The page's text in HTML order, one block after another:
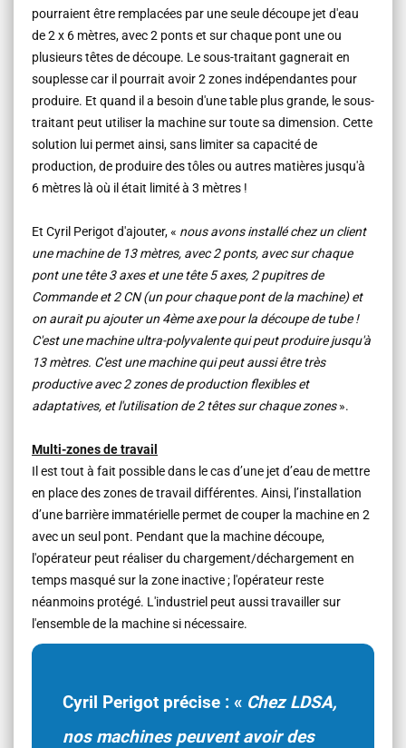
pourraient être remplacées par une seule découpe jet d'eau
de 2 x 6 mètres, avec 2 ponts et sur chaque pont une ou
plusieurs têtes de découpe. Le sous-traitant gagnerait en
souplesse car il pourrait avoir 2 zones indépendantes pour
produire. Et quand il a besoin d'une table plus grande, le sous-
traitant peut utiliser la machine sur toute sa dimension. Cette
solution lui permet ainsi, sans limiter sa capacité de
production, de produire des tôles ou autres matières jusqu'à
6 mètres là où il était limité à 3 mètres !
Et Cyril Perigot d'ajouter, « nous avons installé chez un client
une machine de 13 mètres, avec 2 ponts, avec sur chaque
pont une tête 3 axes et une tête 5 axes, 2 pupitres de
Commande et 2 CN (un pour chaque pont de la machine) et
on aurait pu ajouter un 4ème axe pour la découpe de tube !
C'est une machine ultra-polyvalente qui peut produire jusqu'à
13 mètres. C'est une machine qui peut aussi être très
productive avec 2 zones de production flexibles et
adaptatives, et l'utilisation de 2 têtes sur chaque zones».
Multi-zones de travail
Il est tout à fait possible dans le cas d’une jet d’eau de mettre
en place des zones de travail différentes. Ainsi, l’installation
d’une barrière immatérielle permet de couper la machine en 2
avec un seul pont. Pendant que la machine découpe,
l'opérateur peut réaliser du chargement/déchargement en
temps masqué sur la zone inactive ; l'opérateur reste
néanmoins protégé. L'industriel peut aussi travailler sur
l'ensemble de la machine si nécessaire.
Cyril Perigot précise : « Chez LDSA,
nos machines peuvent avoir des